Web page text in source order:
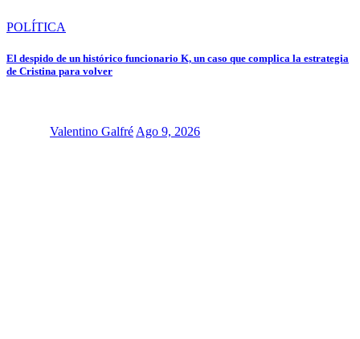
POLÍTICA
El despido de un histórico funcionario K, un caso que complica la estrategia
de Cristina para volver
Valentino GalfréAgo 9, 2026